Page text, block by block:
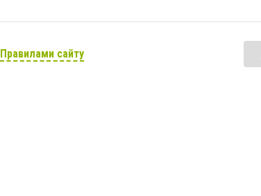
Правилами сайту